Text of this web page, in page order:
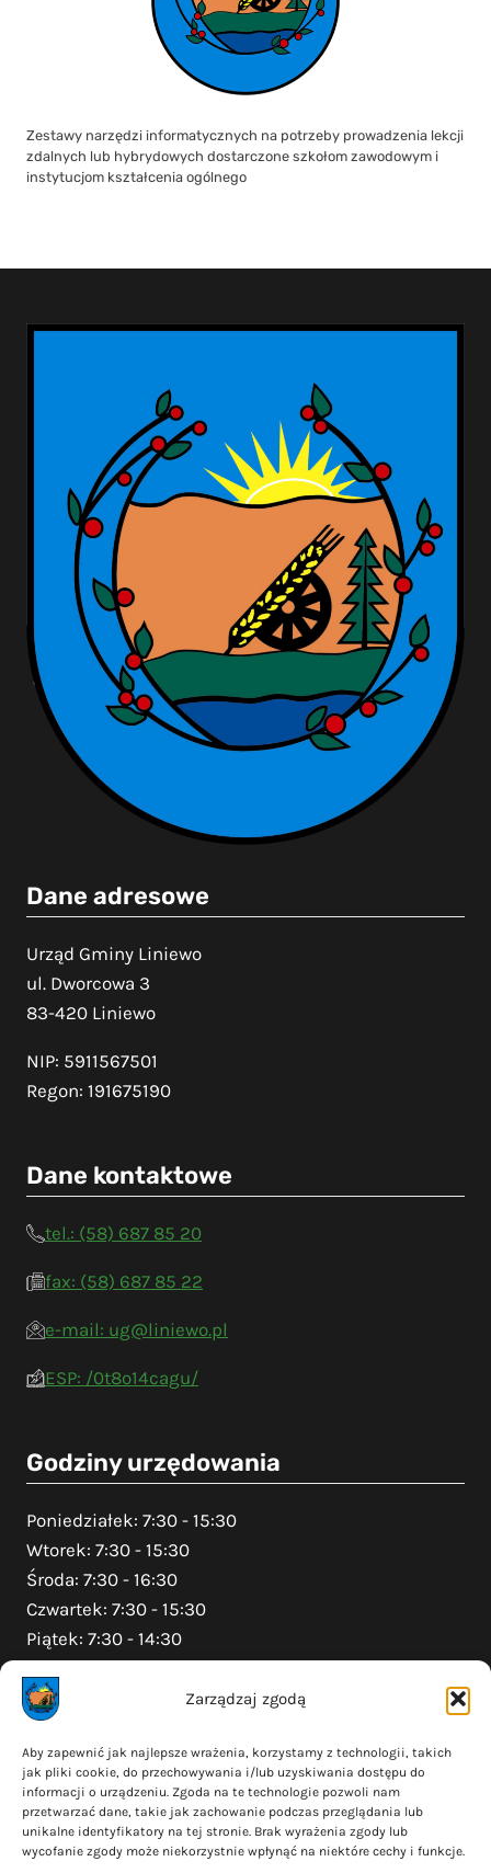
Zarządzaj zgodą
Aby zapewnić jak najlepsze wrażenia, korzystamy z technologii, takich
jak pliki cookie, do przechowywania i/lub uzyskiwania dostępu do
informacji o urządzeniu. Zgoda na te technologie pozwoli nam
przetwarzać dane, takie jak zachowanie podczas przeglądania lub
unikalne identyfikatory na tej stronie. Brak wyrażenia zgody lub
wycofanie zgody może niekorzystnie wpłynąć na niektóre cechy i funkcje.
Zestawy narzędzi informatycznych na potrzeby prowadzenia lekcji
zdalnych lub hybrydowych dostarczone szkołom zawodowym i
instytucjom kształcenia ogólnego
Dane adresowe
Urząd Gminy Liniewo
ul. Dworcowa 3
83-420 Liniewo
NIP: 5911567501
Regon: 191675190
Dane kontaktowe
tel.: (58) 687 85 20
fax: (58) 687 85 22
e-mail: ug@liniewo.pl
ESP: /0t8o14cagu/
Godziny urzędowania
Poniedziałek: 7:30 - 15:30
Wtorek: 7:30 - 15:30
Środa: 7:30 - 16:30
Czwartek: 7:30 - 15:30
Piątek: 7:30 - 14:30
Na skróty
Polityka prywatności
Polityka plików cookies (EU)
Deklaracja dostępności